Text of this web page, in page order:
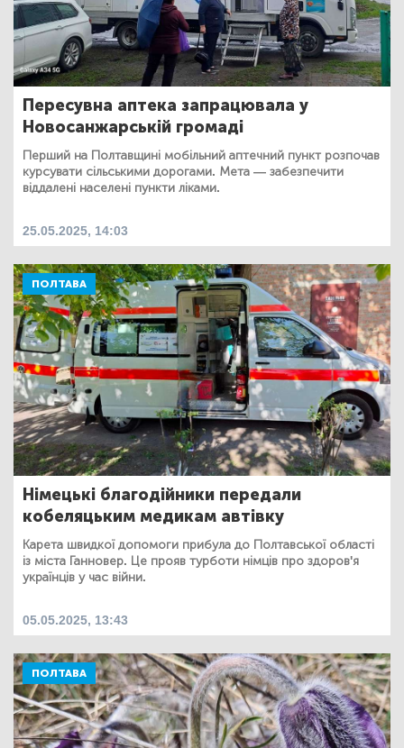
Пересувна аптека запрацювала у
Новосанжарській громаді
Перший на Полтавщині мобільний аптечний пункт розпочав
курсувати сільськими дорогами. Мета — забезпечити
віддалені населені пункти ліками.
25.05.2025, 14:03
ПОЛТАВА
Німецькі благодійники передали
кобеляцьким медикам автівку
Карета швидкої допомоги прибула до Полтавської області
із міста Ганновер. Це прояв турботи німців про здоров'я
українців у час війни.
05.05.2025, 13:43
ПОЛТАВА